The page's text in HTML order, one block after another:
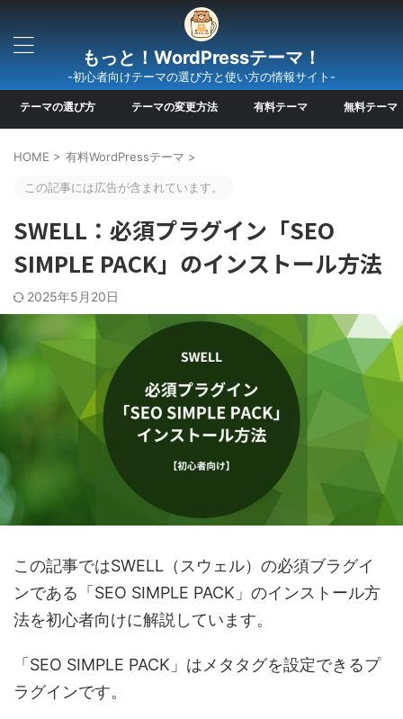
もっと！WordPressテーマ！
-初心者向けテーマの選び方と使い方の情報サイト-
テーマの選び方 テーマの変更方法 有料テーマ 無料テーマ
HOME > 有料WordPressテーマ >
この記事には広告が含まれています。
SWELL：必須プラグイン「SEO
SIMPLE PACK」のインストール方法
2025年5月20日
この記事ではSWELL（スウェル）の必須ブラグイ
ンである「SEO SIMPLE PACK」のインストール方
法を初心者向けに解説しています。
「SEO SIMPLE PACK」はメタタグを設定できるプ
ラグインです。